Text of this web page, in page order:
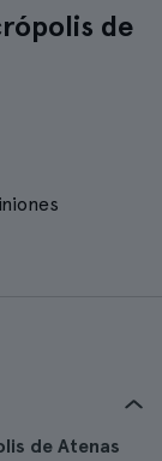
de
de Atenas